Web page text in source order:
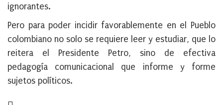
ignorantes.
Pero para poder incidir favorablemente en el Pueblo
colombiano no solo se requiere leer y estudiar, que lo
reitera el Presidente Petro, sino de efectiva
pedagogía comunicacional que informe y forme
sujetos políticos.